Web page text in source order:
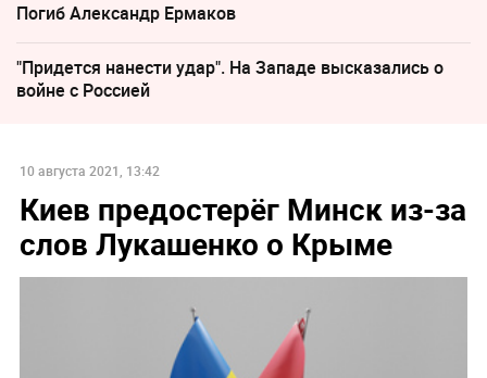
Погиб Александр Ермаков
"Придется нанести удар". На Западе высказались о
войне с Россией
10 августа 2021, 13:42
Киев предостерёг Минск из-за
слов Лукашенко о Крыме